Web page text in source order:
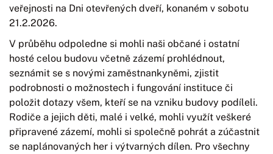
veřejnosti na Dni otevřených dveří, konaném v sobotu
21.2.2026.
V průběhu odpoledne si mohli naši občané i ostatní
hosté celou budovu včetně zázemí prohlédnout,
seznámit se s novými zaměstnankyněmi, zjistit
podrobnosti o možnostech i fungování instituce či
položit dotazy všem, kteří se na vzniku budovy podíleli.
Rodiče a jejich děti, malé i velké, mohli využít veškeré
připravené zázemí, mohli si společně pohrát a zúčastnit
se naplánovaných her i výtvarných dílen. Pro všechny